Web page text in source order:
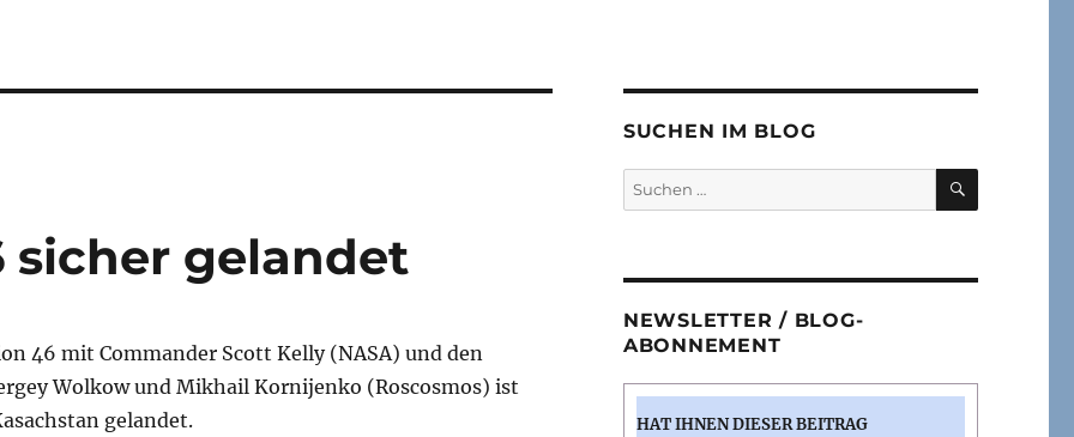
sicher gelandet
46 mit Commander Scott Kelly (NASA) und den
Wolkow und Mikhail Kornijenko (Roscosmos) ist
gelandet.
SUCHEN IM BLOG
Suchen
nach:
SUCHEN
NEWSLETTER / BLOG-
ABONNEMENT
HAT IHNEN DIESER BEITRAG